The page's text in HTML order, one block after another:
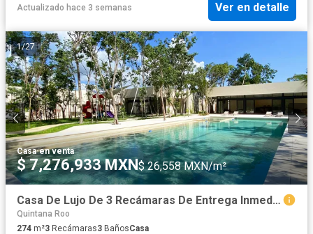
Actualizado hace 3 semanas Ver en detalle
1/27
Casa·en venta
$ 7,276,933 MXN$ 26,558 MXN/m²
Casa De Lujo De 3 Recámaras De Entrega Inmediata En Privada Exclusiva – Residencial (Junto A Xcaret)
Quintana Roo
274 m²3 Recámaras3 BañosCasa